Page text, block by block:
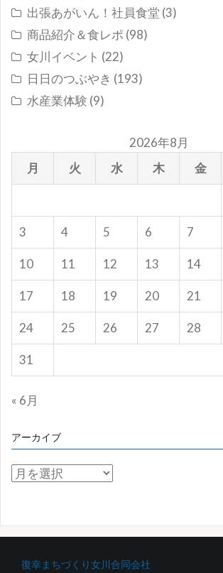
出張あがいん！社員食堂 (3)
商品紹介＆食レポ (98)
女川イベント (22)
日日のつぶやき (193)
水産業体験 (9)
2026年8月
月
火 水 木 金
3 4 5 6 7
10 11 12 13 14
17 18 19 20 21
24 25 26 27 28
31
« 6月
アーカイブ
ア
復幸まちづくり女川合同会社